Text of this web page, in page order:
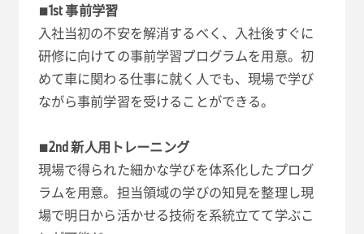
■1st 事前学習
入社当初の不安を解消するべく、入社後すぐに
研修に向けての事前学習プログラムを用意。初
めて車に関わる仕事に就く人でも、現場で学び
ながら事前学習を受けることができる。
■2nd 新人用トレーニング
現場で得られた細かな学びを体系化したプログ
ラムを用意。担当領域の学びの知見を整理し現
場で明日から活かせる技術を系統立てて学ぶこ